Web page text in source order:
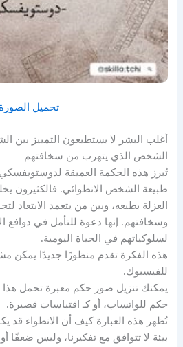
تحميل الصورة
أغلب البشر لا يستطيعون التمييز بين
الشخص الذي يتهرب من سخافتهم
تُبرز هذه الحكمة العميقة
طبيعة الشخص الانطوائي. فالكثيرون
العزلة بطبعه، وبين من يتعمد الابتعاد
وسخافتهم. إنها دعوة للتأمل في دوافع
لسلوكياتهم في الحياة اليومية.
هذه الفكرة تقدم منظورًا جديدًا يمكن
للفيسبوك.
يمكنك تنزيل صور حكم معبرة تحمل هذا
حكم للواتساب، أو كـ اقتباسات قصيرة.
تُظهر هذه العبارة كيف أن الانطواء قد
بيئة لا تتوافق مع تفكيرنا، وليس ضعفًا